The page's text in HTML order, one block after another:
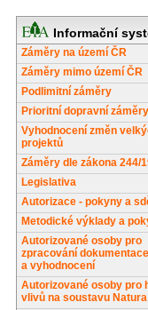
Informační
Záměry na území ČR
Záměry mimo území ČR
Podlimitní záměry
Prioritní dopravní
Vyhodnocení změn
projektů
Záměry dle zákona 244/
Legislativa
Autorizace - pokyny a
Metodické výklady a
Autorizované osoby pro
zpracování
a vyhodnocení
Autorizované osoby pro
vlivů na soustavu